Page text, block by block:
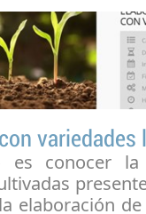
variedades
conocer la
elaboración